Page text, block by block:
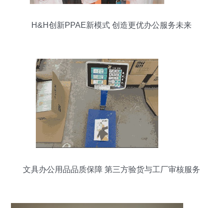
H&H创新PPAE新模式 创造更优办公服务未来
文具办公用品品质保障 第三方验货与工厂审核服务